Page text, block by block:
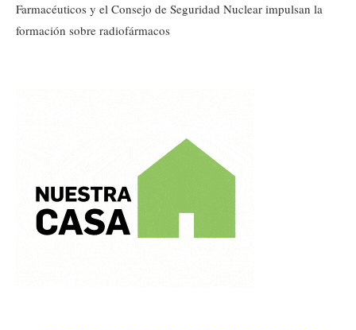
Farmacéuticos y el Consejo de Seguridad Nuclear impulsan la
formación sobre radiofármacos